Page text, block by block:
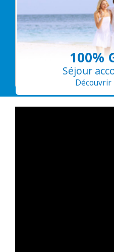
100%
Séjour